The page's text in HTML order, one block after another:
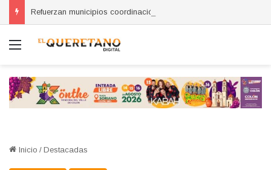
Menú
Inicio / Destacadas